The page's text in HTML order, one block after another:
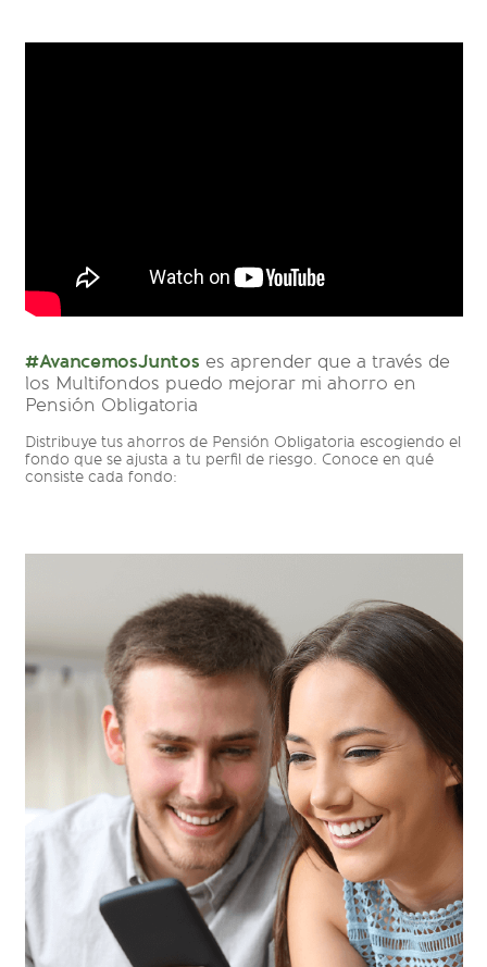
#AvancemosJuntos es aprender que a través de
los Multifondos puedo mejorar mi ahorro en
Pensión Obligatoria
Distribuye tus ahorros de Pensión Obligatoria escogiendo el
fondo que se ajusta a tu perfil de riesgo. Conoce en qué
consiste cada fondo: